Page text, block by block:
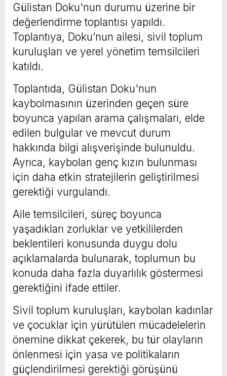
Gülistan Doku'nun durumu üzerine bir
değerlendirme toplantısı yapıldı.
Toplantıya, Doku’nun ailesi, sivil toplum
kuruluşları ve yerel yönetim temsilcileri
katıldı.
Toplantıda, Gülistan Doku'nun
kaybolmasının üzerinden geçen süre
boyunca yapılan arama çalışmaları, elde
edilen bulgular ve mevcut durum
hakkında bilgi alışverişinde bulunuldu.
Ayrıca, kaybolan genç kızın bulunması
için daha etkin stratejilerin geliştirilmesi
gerektiği vurgulandı.
Aile temsilcileri, süreç boyunca
yaşadıkları zorluklar ve yetkililerden
beklentileri konusunda duygu dolu
açıklamalarda bulunarak, toplumun bu
konuda daha fazla duyarlılık göstermesi
gerektiğini ifade ettiler.
Sivil toplum kuruluşları, kaybolan kadınlar
ve çocuklar için yürütülen mücadelelerin
önemine dikkat çekerek, bu tür olayların
önlenmesi için yasa ve politikaların
güçlendirilmesi gerektiği görüşünü